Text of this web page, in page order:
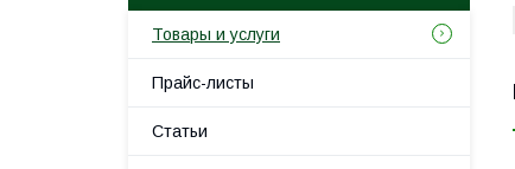
Товары и услуги
Прайс-листы
Статьи